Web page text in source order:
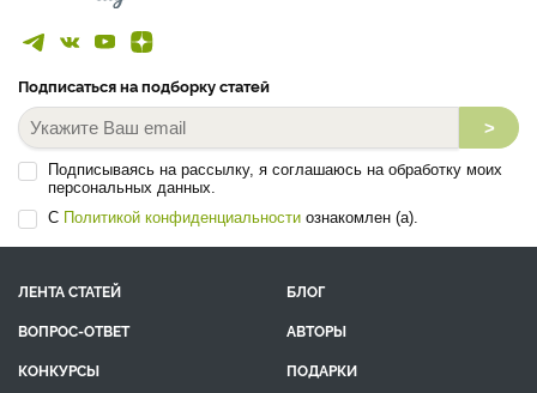
Подписаться на подборку статей
>
Подписываясь на рассылку, я соглашаюсь на обработку моих
персональных данных.
С Политикой конфиденциальности ознакомлен (а).
ЛЕНТА СТАТЕЙ
БЛОГ
ВОПРОС-ОТВЕТ
АВТОРЫ
КОНКУРСЫ
ПОДАРКИ